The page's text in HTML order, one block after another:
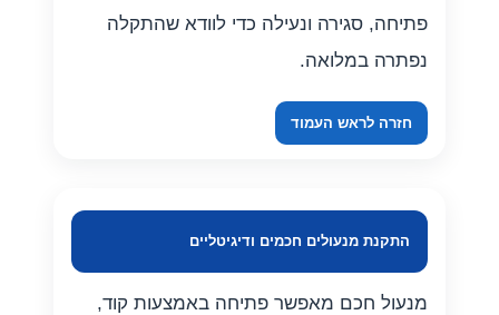
פתיחה, סגירה ונעילה כדי לוודא שהתקלה
נפתרה במלואה.
חזרה לראש העמוד
התקנת מנעולים חכמים ודיגיטליים
מנעול חכם מאפשר פתיחה באמצעות קוד,